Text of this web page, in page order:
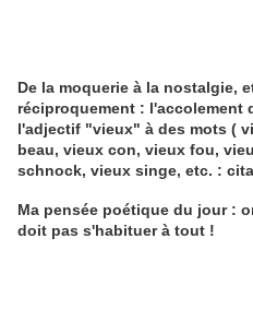
De la moquerie à la nostalgie,
réciproquement : l'accolement
l'adjectif "vieux" à des mots (
beau, vieux con, vieux fou,
schnock, vieux singe, etc. :
Ma pensée poétique du jour :
doit pas s'habituer à tout !